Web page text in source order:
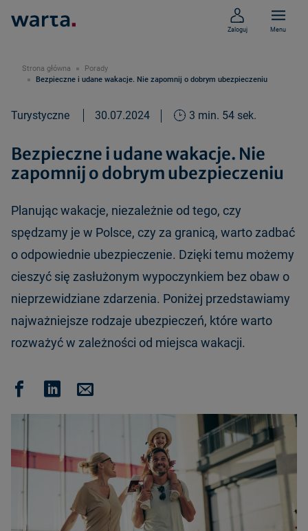
Zaloguj Menu
Strona główna
Porady
Bezpieczne i udane wakacje. Nie zapomnij o dobrym ubezpieczeniu
Turystyczne 30.07.2024 3 min. 54 sek.
Bezpieczne i udane wakacje. Nie
zapomnij o dobrym ubezpieczeniu
Planując wakacje, niezależnie od tego, czy
spędzamy je w Polsce, czy za granicą, warto zadbać
o odpowiednie ubezpieczenie. Dzięki temu możemy
cieszyć się zasłużonym wypoczynkiem bez obaw o
nieprzewidziane zdarzenia. Poniżej przedstawiamy
najważniejsze rodzaje ubezpieczeń, które warto
rozważyć w zależności od miejsca wakacji.